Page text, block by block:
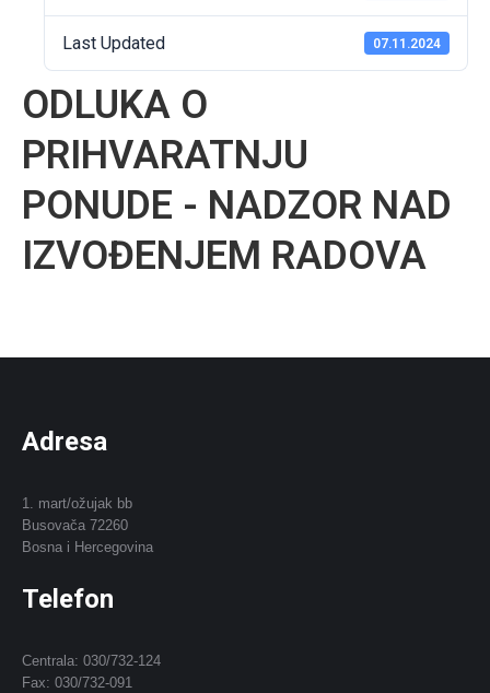
Last Updated 07.11.2024
ODLUKA O
PRIHVARATNJU
PONUDE - NADZOR NAD
IZVOĐENJEM RADOVA
Adresa
1. mart/ožujak bb
Busovača 72260
Bosna i Hercegovina
Telefon
Centrala: 030/732-124
Fax: 030/732-091